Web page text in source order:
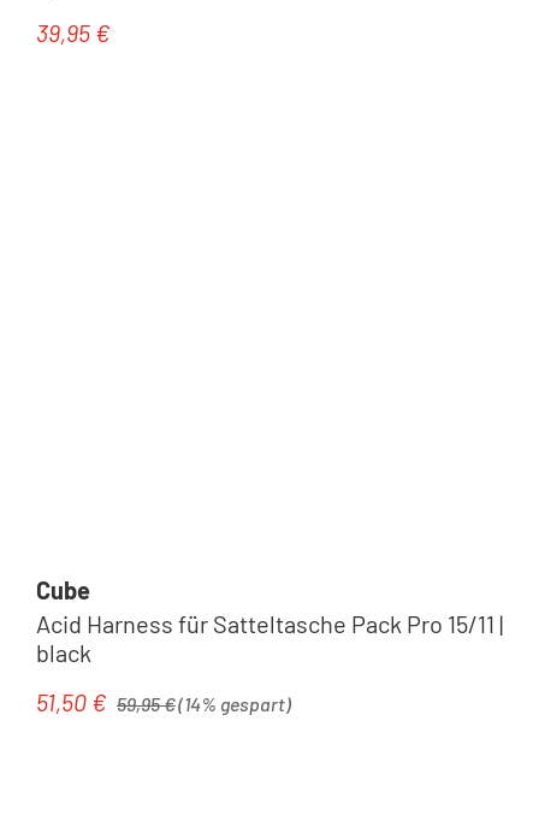
Regulärer Preis:
39,95 €
Cube
Acid Harness für Satteltasche Pack Pro 15/11 |
black
Verkaufspreis:
51,50 € Regulärer Preis:
59,95 €(14% gespart)